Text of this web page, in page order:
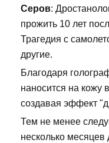
Серов:
прожить 10 лет
Трагедия с
другие.
Благодаря
наносится на кожу
создавая эффект
Тем не менее
несколько месяцев